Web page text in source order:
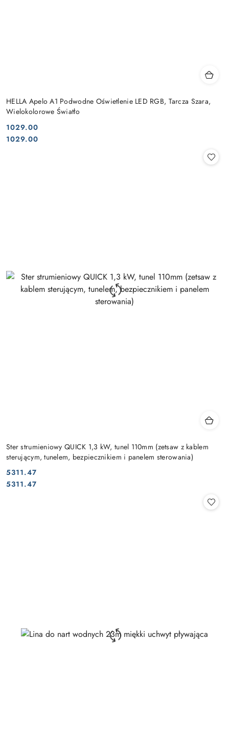
HELLA Apelo A1 Podwodne Oświetlenie LED RGB, Tarcza Szara,
Wielokolorowe Światło
Cena:
1029.00
Cena:
1029.00
Ster strumieniowy QUICK 1,3 kW, tunel 110mm (zetsaw z kablem
sterującym, tunelem, bezpiecznikiem i panelem sterowania)
Cena:
5311.47
Cena:
5311.47